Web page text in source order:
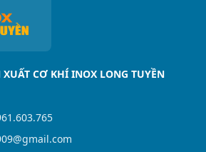
CƠ KHÍ INOX LONG TUYỀN